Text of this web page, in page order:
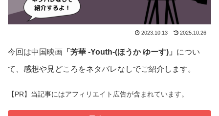
2023.10.13 2025.10.26
今回は中国映画 「芳華 -Youth-(ほうか ゆーす)」 につい
て、感想や見どころをネタバレなしでご紹介します。
【PR】当記事にはアフィリエイト広告が含まれています。